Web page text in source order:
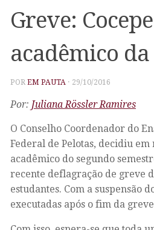
Greve:
acadêmico da
POR EM PAUTA · 29/10/2016
Por: Juliana Rössler Ramires
O Conselho Coordenador do
Federal de Pelotas, decidiu
acadêmico do segundo
recente deflagração de greve
estudantes. Com a suspensão
executadas após o fim da